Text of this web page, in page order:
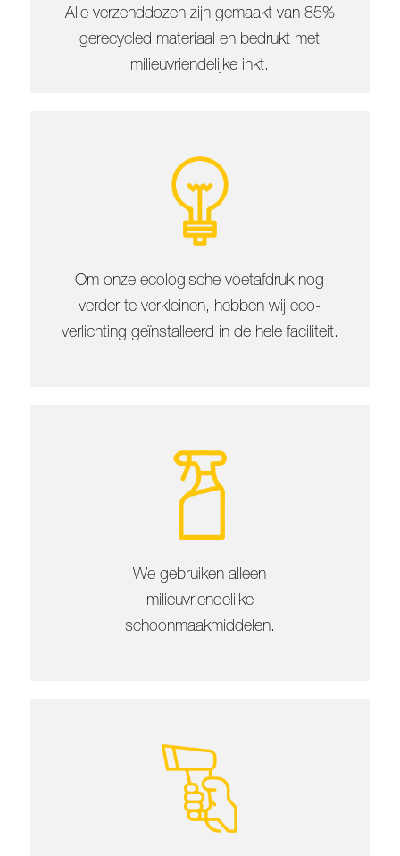
Alle verzenddozen zijn gemaakt van 85%
gerecycled materiaal en bedrukt met
milieuvriendelijke inkt.
Om onze ecologische voetafdruk nog
verder te verkleinen, hebben wij eco-
verlichting geïnstalleerd in de hele faciliteit.
We gebruiken alleen
milieuvriendelijke
schoonmaakmiddelen.